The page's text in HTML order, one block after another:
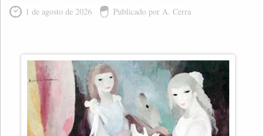
1 de agosto de 2026 Publicado por A. Cerra